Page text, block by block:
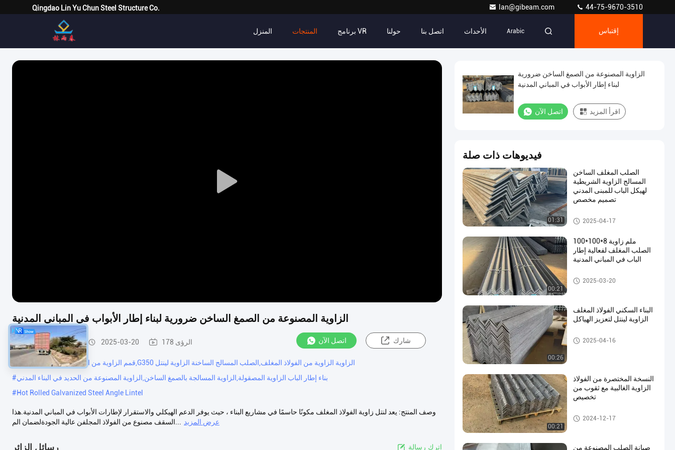
Qingdao Lin Yu Chun Steel Structure Co. lan@gibeam.com 44-75-9670-3510
المنزل المنتجات برنامج VR حولنا اتصل بنا الأحداث Arabic إقتباس
Play
الزاوية المصنوعة من الصمغ الساخن ضرورية لبناء إطار الأبواب في المباني المدنية
زاوية الفولاذ المعالج 2025-03-20 178 الرؤى اتصل الآن شارك
قمم الزاوية من الفولاذ المصنوع من الحديد,G350 الزاوية الزاوية من الفولاذ المغلف,الصلب المسالج الساخنة الزاوية لينتل
#بناء إطار الباب الزاوية المصقولة,الزاوية المسالجة بالصمغ الساخن,الزاوية المصنوعة من الحديد في البناء المدني
#Hot Rolled Galvanized Steel Angle Lintel
وصف المنتج: يعد لنتل زاوية الفولاذ المغلف مكونًا حاسمًا في مشاريع البناء ، حيث يوفر الدعم الهيكلي والاستقرار لإطارات الأبواب في المباني المدنية.هذا
السقف مصنوع من الفولاذ المجلفن عالية الجودةلضمان الم... عرض المزيد
رسائل الزائر اترك رسالة
الزاوية المصنوعة من الصمغ الساخن ضرورية
لبناء إطار الأبواب في المباني المدنية
اتصل الآن اقرأ المزيد
فيديوهات ذات صلة
01:31
الصلب المغلف الساخن
المسالج الزاوية الشريطية
لهيكل الباب للمبنى المدني
تصميم مخصص
زاوية الفولاذ المعالج
2025-04-17
00:21
100*100*8 ملم زاوية
الصلب المغلف لفعالية إطار
الباب في المباني المدنية
زاوية الفولاذ المعالج
2025-03-20
00:26
البناء السكني الفولاذ المغلف
الزاوية لينتل لتعزيز الهياكل
زاوية الفولاذ المعالج
2025-04-16
00:21
النسخة المختصرة من الفولاذ
الزاوية الغالبية مع ثقوب من
تخصيص
زاوية الفولاذ المعالج
2024-12-17
صيانة الصلب المصنوعة من